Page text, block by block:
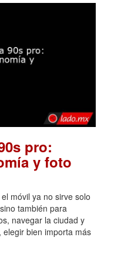
pro:
y foto
móvil ya no sirve solo
también para
navegar la ciudad y
bien importa más